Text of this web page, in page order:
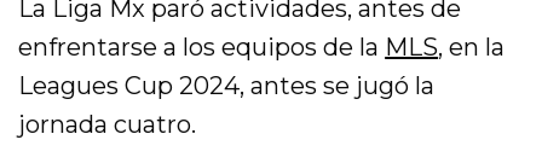
La Liga Mx paró actividades, antes de
enfrentarse a los equipos de la MLS, en la
Leagues Cup 2024, antes se jugó la
jornada cuatro.